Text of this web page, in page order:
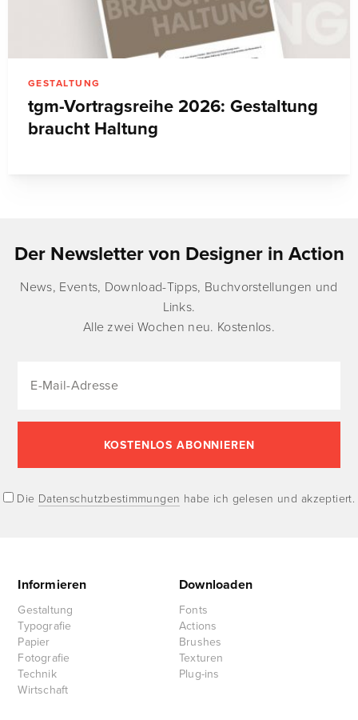
GESTALTUNG
tgm-Vortragsreihe 2026: Gestaltung
braucht Haltung
Der Newsletter von Designer in Action
News, Events, Download-Tipps, Buchvorstellungen und
Links.
Alle zwei Wochen neu. Kostenlos.
Die Datenschutzbestimmungen habe ich gelesen und akzeptiert.
Informieren
Gestaltung
Typografie
Papier
Fotografie
Technik
Wirtschaft
Downloaden
Fonts
Actions
Brushes
Texturen
Plug-ins